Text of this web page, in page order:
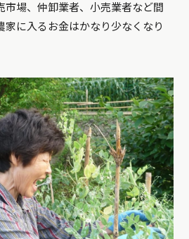
市場、仲卸業者、小売業者など間
家に入るお金はかなり少なくなり